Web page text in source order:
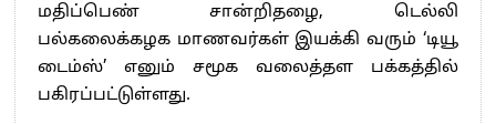
மதிப்பெண் சான்றிதழை, டெல்லி
பல்கலைக்கழக மாணவர்கள் இயக்கி வரும் ‘டியூ
டைம்ஸ்’ எனும் சமூக வலைத்தள பக்கத்தில்
பகிரப்பட்டுள்ளது.